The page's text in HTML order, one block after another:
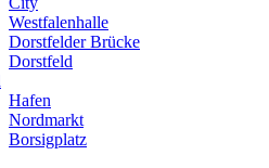
Westfalenhalle
Dorstfelder Brücke
Dorstfeld
Hafen
Nordmarkt
Borsigplatz